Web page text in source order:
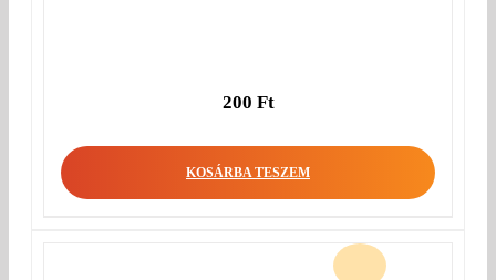
200 Ft
KOSÁRBA TESZEM